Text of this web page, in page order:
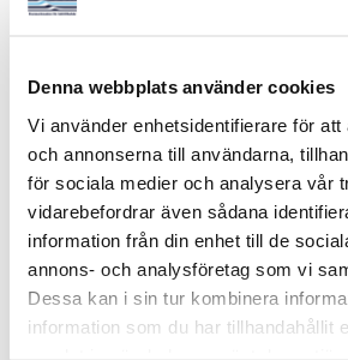
Denna webbplats använder cookies
Vi använder enhetsidentifierare för att
och annonserna till användarna,
för sociala medier och analysera vår
vidarebefordrar även sådana
information från din enhet till de
annons- och analysföretag som vi
Dessa kan i sin tur kombinera
information som du har tillhandahållit
Från 1 495 kr
Se varianter